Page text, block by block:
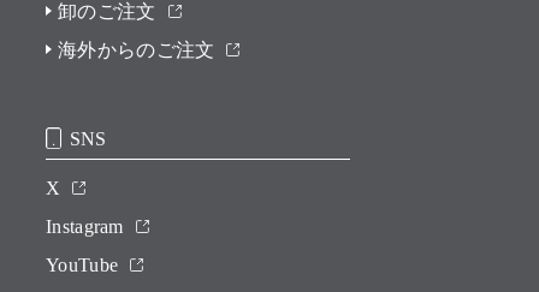
卸のご注文
海外からのご注文
SNS
X
Instagram
YouTube